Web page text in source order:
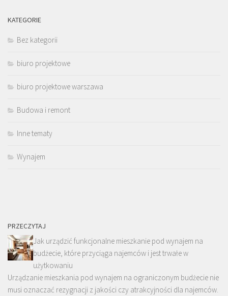
KATEGORIE
Bez kategorii
biuro projektowe
biuro projektowe warszawa
Budowa i remont
Inne tematy
Wynajem
PRZECZYTAJ
Jak urządzić funkcjonalne mieszkanie pod wynajem na
budżecie, które przyciąga najemców i jest trwałe w
użytkowaniu
Urządzanie mieszkania pod wynajem na ograniczonym budżecie nie
musi oznaczać rezygnacji z jakości czy atrakcyjności dla najemców.